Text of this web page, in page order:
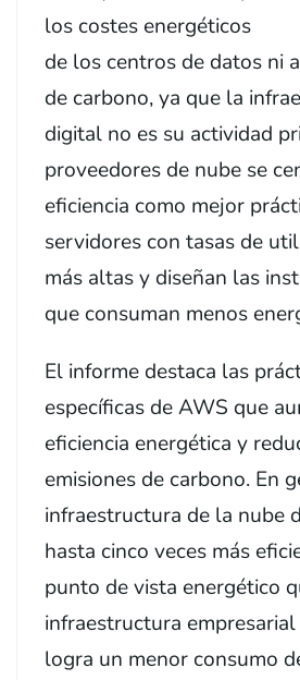
los costes energéticos
de los centros de datos ni
de carbono, ya que la
digital no es su actividad
proveedores de nube se
eficiencia como mejor
servidores con tasas de
más altas y diseñan las
que consuman menos
El informe destaca las
específicas de AWS que
eficiencia energética y
emisiones de carbono. En
infraestructura de la nube
hasta cinco veces más
punto de vista energético
infraestructura
logra un menor consumo